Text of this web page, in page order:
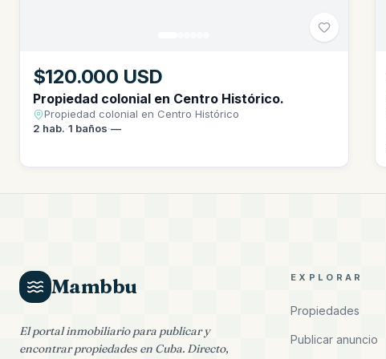
$120.000 USD
Propiedad colonial en Centro Histórico.
Propiedad colonial en Centro Histórico
2 hab.·1 baños·—
Mambbu
El portal inmobiliario para publicar y
encontrar propiedades en Cuba. Directo,
EXPLORAR
Propiedades
Publicar anuncio